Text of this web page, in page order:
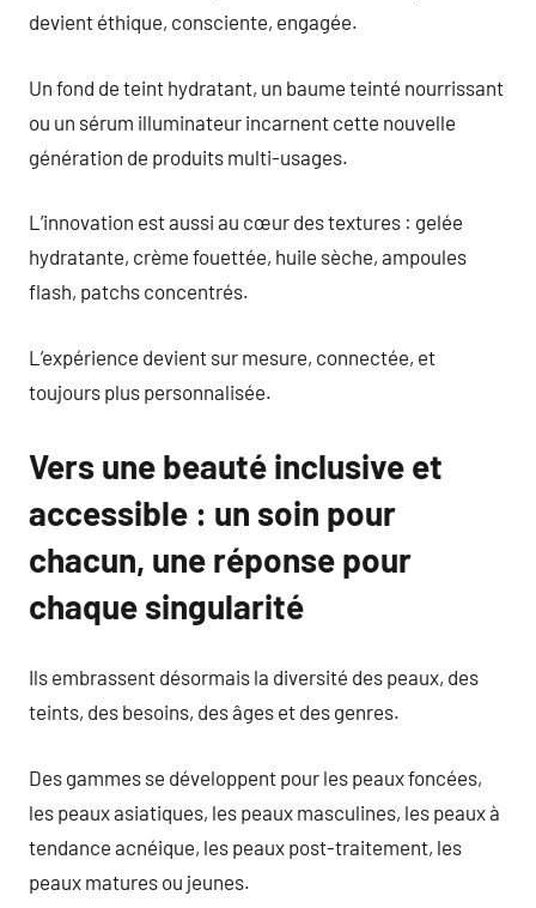
devient éthique, consciente, engagée.
Un fond de teint hydratant, un baume teinté nourrissant
ou un sérum illuminateur incarnent cette nouvelle
génération de produits multi-usages.
L’innovation est aussi au cœur des textures : gelée
hydratante, crème fouettée, huile sèche, ampoules
flash, patchs concentrés.
L’expérience devient sur mesure, connectée, et
toujours plus personnalisée.
Vers une beauté inclusive et
accessible : un soin pour
chacun, une réponse pour
chaque singularité
Ils embrassent désormais la diversité des peaux, des
teints, des besoins, des âges et des genres.
Des gammes se développent pour les peaux foncées,
les peaux asiatiques, les peaux masculines, les peaux à
tendance acnéique, les peaux post-traitement, les
peaux matures ou jeunes.